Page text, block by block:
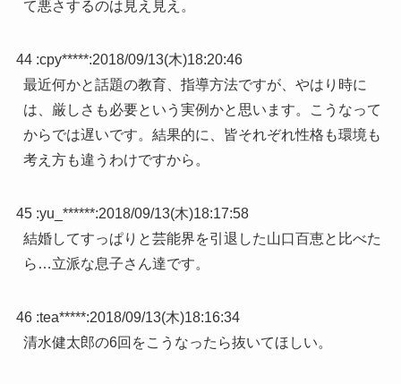
て悪さするのは見え見え。
44 :cpy*****:2018/09/13(木)18:20:46
最近何かと話題の教育、指導方法ですが、やはり時に
は、厳しさも必要という実例かと思います。こうなって
からでは遅いです。結果的に、皆それぞれ性格も環境も
考え方も違うわけですから。
45 :yu_******:2018/09/13(木)18:17:58
結婚してすっぱりと芸能界を引退した山口百恵と比べた
ら…立派な息子さん達です。
46 :tea*****:2018/09/13(木)18:16:34
清水健太郎の6回をこうなったら抜いてほしい。